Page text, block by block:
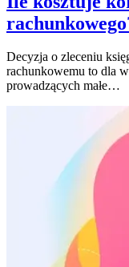
Decyzja o zleceniu
rachunkowemu to dla
prowadzących małe…